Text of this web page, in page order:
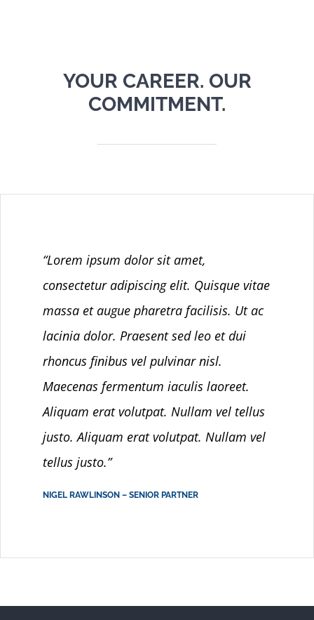
YOUR CAREER. OUR
COMMITMENT.
“Lorem ipsum dolor sit amet,
consectetur adipiscing elit. Quisque vitae
massa et augue pharetra facilisis. Ut ac
lacinia dolor. Praesent sed leo et dui
rhoncus finibus vel pulvinar nisl.
Maecenas fermentum iaculis laoreet.
Aliquam erat volutpat. Nullam vel tellus
justo. Aliquam erat volutpat. Nullam vel
tellus justo.”
NIGEL RAWLINSON – SENIOR PARTNER